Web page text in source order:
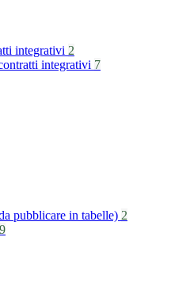
integrativi 2
integrativi 7
pubblicare in tabelle) 2
9